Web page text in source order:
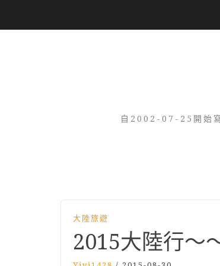
自2002-07-25開始寫
大陸旅遊
2015大陸行～